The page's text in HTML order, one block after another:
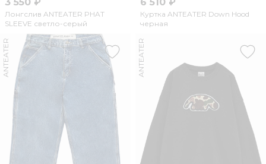
Лонгслив ANTEATER PHAT
SLEEVE светло-серый
Куртка ANTEATER Down Hood
черная
ANTEATER ANTEATER